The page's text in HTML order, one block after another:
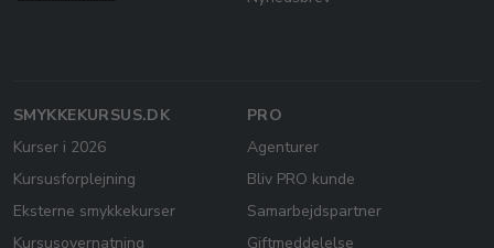
SMYKKEKURSUS.DK
Kurser i 2026
Kursusforplejning
Eksterne smykkekurser
Kursusovernatning
PRO
Agenturer
Bliv PRO kunde
Samarbejdspartner
Giftmeddelelse